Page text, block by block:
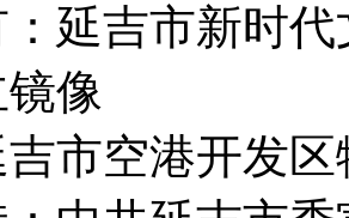
延吉市新时
像
市空港开发